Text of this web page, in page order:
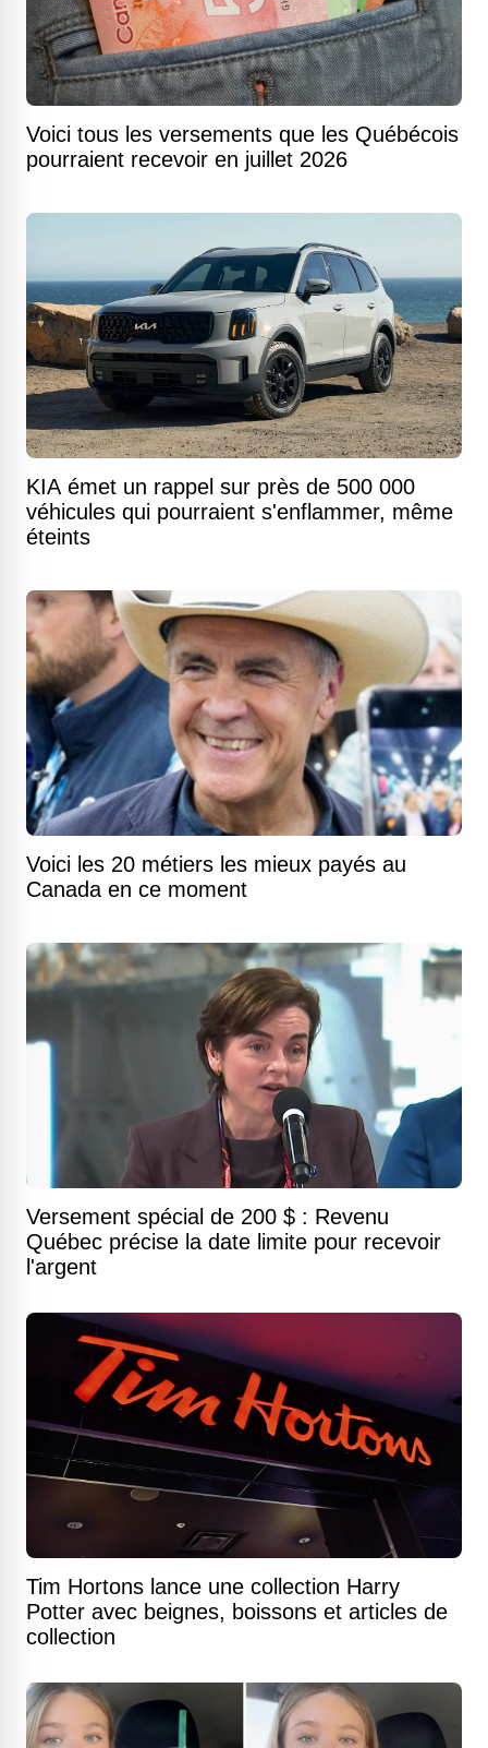
Voici tous les versements que les Québécois
pourraient recevoir en juillet 2026
KIA émet un rappel sur près de 500 000
véhicules qui pourraient s'enflammer, même
éteints
Voici les 20 métiers les mieux payés au
Canada en ce moment
Versement spécial de 200 $ : Revenu
Québec précise la date limite pour recevoir
l'argent
Tim Hortons lance une collection Harry
Potter avec beignes, boissons et articles de
collection